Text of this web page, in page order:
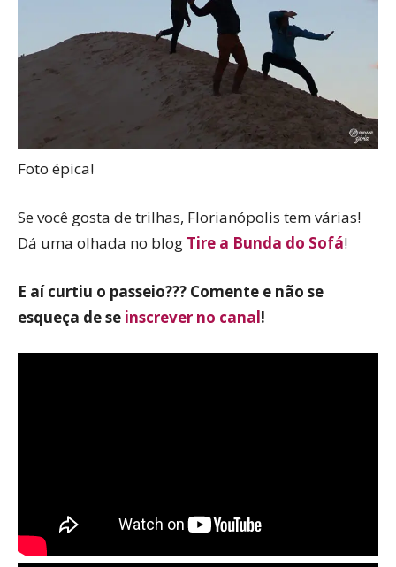
Foto épica!
Se você gosta de trilhas, Florianópolis tem várias!
Dá uma olhada no blog Tire a Bunda do Sofá!
E aí curtiu o passeio??? Comente e não se
esqueça de se inscrever no canal!